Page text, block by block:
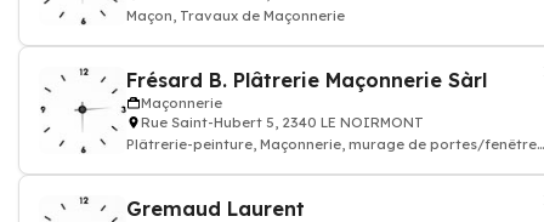
Maçon, Travaux de Maçonnerie
Frésard B. Plâtrerie Maçonnerie Sàrl
Maçonnerie
Rue Saint-Hubert 5, 2340 LE NOIRMONT
Plâtrerie-peinture, Maçonnerie, murage de portes/
Gremaud Laurent